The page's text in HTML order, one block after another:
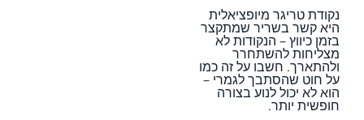
נקודת טריגר מיופציאלית
היא קשר בשריר שמתקצר
בזמן כיווץ – הנקודות לא
מצליחות להשתחרר
ולהתארך. חשבו על זה כמו
על חוט שהסתבך לגמרי –
הוא לא יכול לנוע בצורה
חופשית יותר.